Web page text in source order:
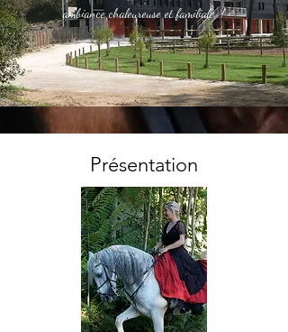
ambiance chaleureuse et familiale !
Présentation